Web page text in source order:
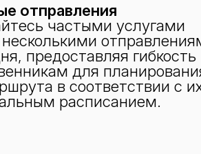
отправления
частыми услугами
несколькими
предоставляя гибкость
для
в соответствии с
расписанием.